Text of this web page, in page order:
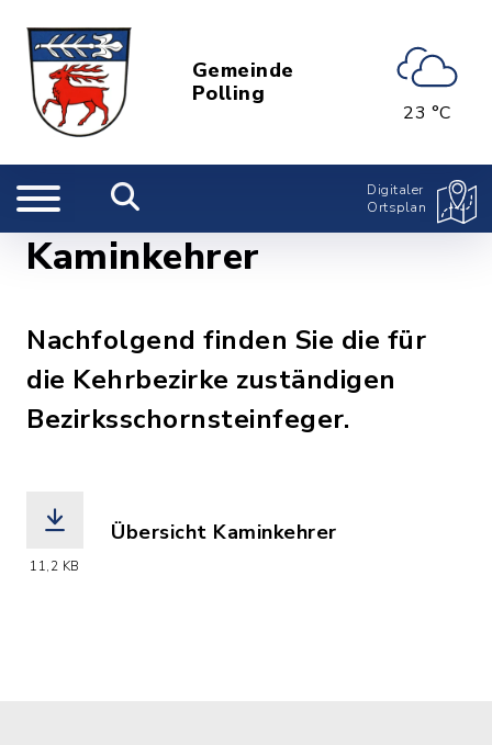
Gemeinde
Polling
23 °C
Digitaler
Ortsplan
Kaminkehrer
Nachfolgend finden Sie die für
die Kehrbezirke zuständigen
Bezirksschornsteinfeger.
11,2 KB
Übersicht Kaminkehrer